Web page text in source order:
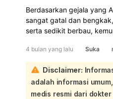
Berdasarkan gejala yang
sangat gatal dan
serta sedikit berbau,
Infeksi jamur vagina
berwarna putih seperti
rasa gatal yang intens,
Meskipun demikian,
oleh kondisi lain seperti
4 bulan yang lalu Suka
Disclaimer:
adalah informasi
medis resmi dari dokter